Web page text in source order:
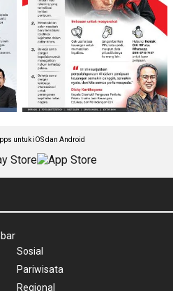
untuk iOS dan Android
Sosial
Pariwisata
Regional